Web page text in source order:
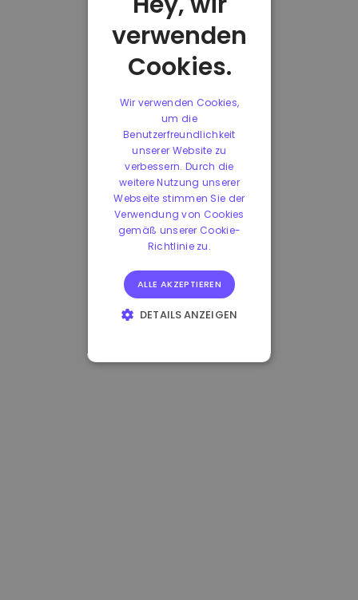
verwenden
Cookies.
Wir verwenden Cookies,
um die
Benutzerfreundlichkeit
unserer Website zu
verbessern. Durch die
weitere Nutzung unserer
Webseite stimmen Sie der
Verwendung von Cookies
gemäß unserer Cookie-
Richtlinie zu.
ALLE AKZEPTIEREN
DETAILS ANZEIGEN